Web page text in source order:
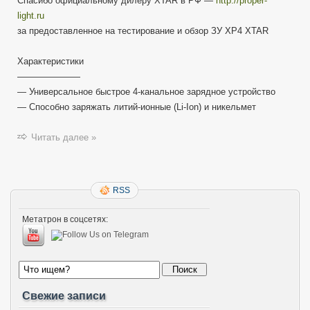
light.ru
за предоставленное на тестирование и обзор ЗУ XP4 XTAR
Характеристики
———————
— Универсальное быстрое 4-канальное зарядное устройство
— Способно заряжать литий-ионные (Li-Ion) и никельмет
Читать далее »
RSS
Метатрон в соцсетях:
Свежие записи